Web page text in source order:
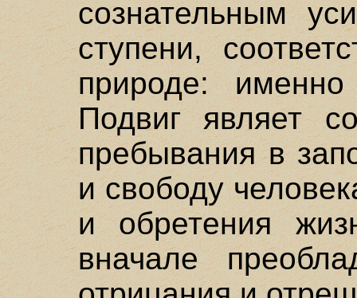
сознательным
ступени,
природе:
Подвиг являет
пребывания в
и свободу
и обретения
вначале